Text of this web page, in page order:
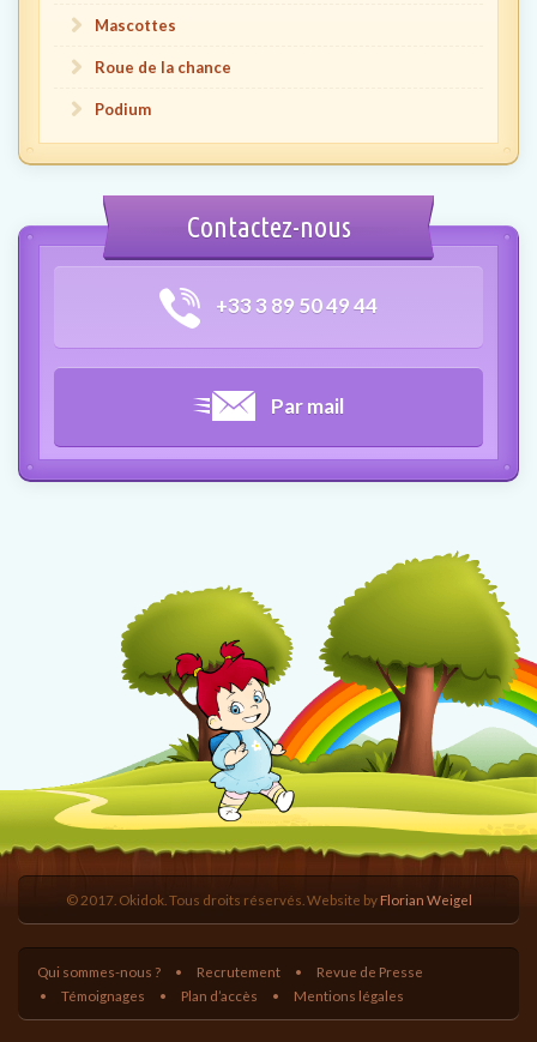
Mascottes
Roue de la chance
Podium
Contactez-nous
+33 3 89 50 49 44
Par mail
© 2017. Okidok. Tous droits réservés. Website by Florian Weigel
Qui sommes-nous ? Recrutement
Revue de Presse
Témoignages
Plan d’accès Mentions légales